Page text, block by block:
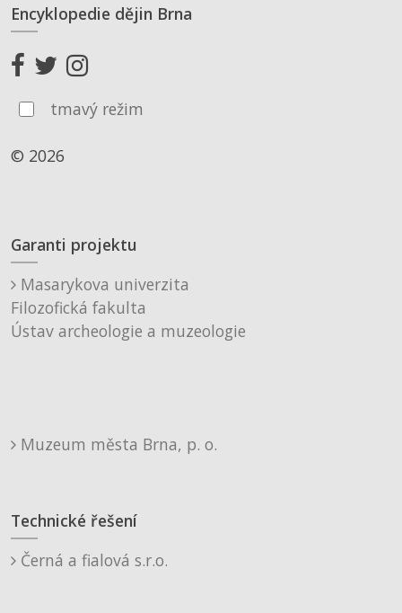
Encyklopedie dějin Brna
tmavý režim
© 2026
Garanti projektu
Masarykova univerzita
Filozofická fakulta
Ústav archeologie a muzeologie
Muzeum města Brna, p. o.
Technické řešení
Černá a fialová s.r.o.